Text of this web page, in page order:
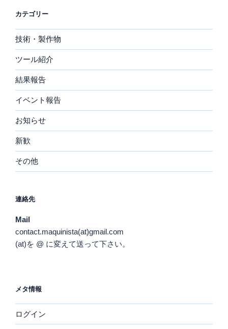
カテゴリー
技術・製作物
ツール紹介
結果報告
イベント報告
お知らせ
新歓
その他
連絡先
Mail
contact.maquinista(at)gmail.com
(at)を @ に変えて送って下さい。
メタ情報
ログイン